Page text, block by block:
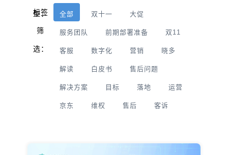
型：
标签
筛
选：
全部 双十一 大促
服务团队 前期部署准备 双11
客服 数字化 营销 晓多
解读 白皮书 售后问题
解决方案 目标 落地 运营
京东 维权 售后 客诉